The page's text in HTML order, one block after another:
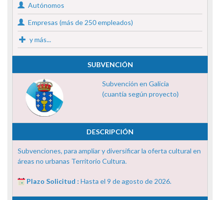
Autónomos
Empresas (más de 250 empleados)
y más...
SUBVENCIÓN
Subvención en Galicia
(cuantía según proyecto)
DESCRIPCIÓN
Subvenciones, para ampliar y diversificar la oferta cultural en
áreas no urbanas Territorio Cultura.
Plazo Solicitud : Hasta el 9 de agosto de 2026.